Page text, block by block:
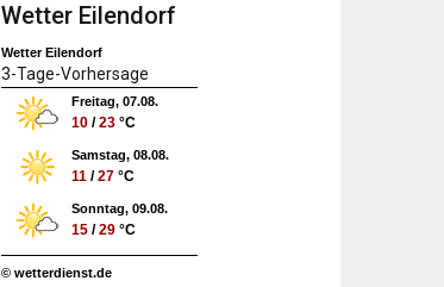
Wetter Eilendorf
Wetter Eilendorf
3-Tage-Vorhersage
Freitag, 07.08.
10 /23 °C
Samstag, 08.08.
11 /27 °C
Sonntag, 09.08.
15 /29 °C
© wetterdienst.de